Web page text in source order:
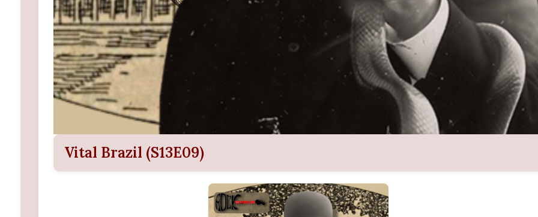
Vital Brazil (S13E09)